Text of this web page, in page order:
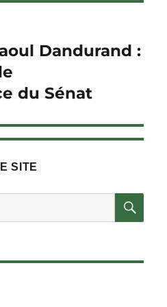
Dandurand :
du Sénat
SITE